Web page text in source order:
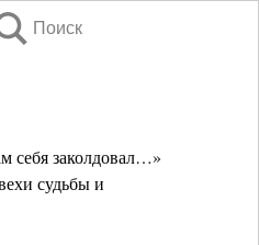
Поиск
себя заколдовал…»
судьбы и